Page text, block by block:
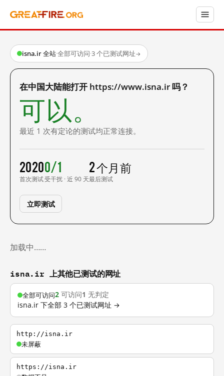
isna.ir 全站·全部可访问·3 个已测试网址→
在中国大陆能打开 https://www.isna.ir 吗？
可以。
最近 1 次有定论的测试均正常连接。
2020
首次测试
0/1
受干扰 · 近 90 天
2 个月前
最后测试
立即测试
加载中……
isna.ir 上其他已测试的网址
全部可访问2 可访问1 无判定
isna.ir 下全部 3 个已测试网址 →
http://isna.ir
未屏蔽
https://isna.ir